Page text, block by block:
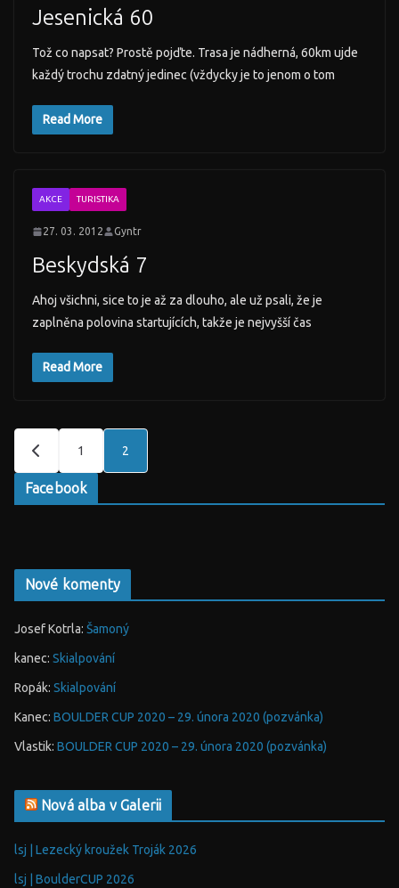
Jesenická 60
Tož co napsat? Prostě pojďte. Trasa je nádherná, 60km ujde
každý trochu zdatný jedinec (vždycky je to jenom o tom
Read More
AKCE TURISTIKA
27. 03. 2012 Gyntr
Beskydská 7
Ahoj všichni, sice to je až za dlouho, ale už psali, že je
zaplněna polovina startujících, takže je nejvyšší čas
Read More
Stránkování
příspěvků
1 2
Facebook
Nové komenty
Josef Kotrla: Šamoný
kanec: Skialpování
Ropák: Skialpování
Kanec: BOULDER CUP 2020 – 29. února 2020 (pozvánka)
Vlastik: BOULDER CUP 2020 – 29. února 2020 (pozvánka)
Nová alba v Galerii
lsj | Lezecký kroužek Troják 2026
lsj | BoulderCUP 2026